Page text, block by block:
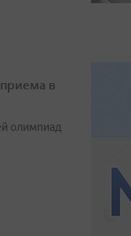
в
олимпиад